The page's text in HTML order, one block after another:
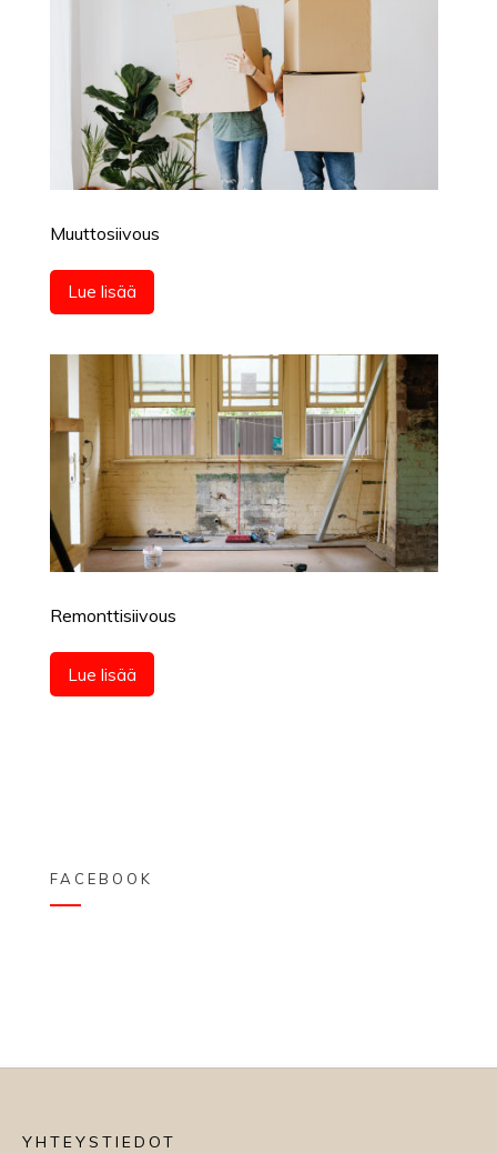
Muuttosiivous
Lue lisää
Remonttisiivous
Lue lisää
FACEBOOK
YHTEYSTIEDOT